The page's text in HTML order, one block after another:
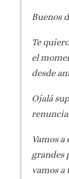
Buenos
Te
el
desde
Ojalá
Vamos
grandes
vamos a